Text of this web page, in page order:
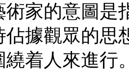
術家的意圖是
佔據觀眾的思
繞着人來進行